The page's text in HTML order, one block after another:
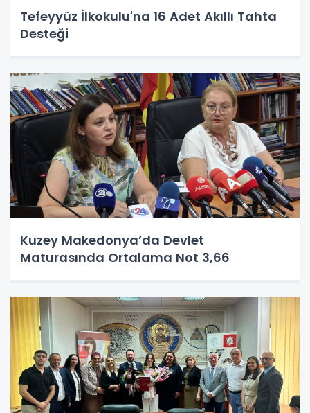
Tefeyyüz İlkokulu'na 16 Adet Akıllı Tahta
Desteği
Kuzey Makedonya’da Devlet
Maturasında Ortalama Not 3,66